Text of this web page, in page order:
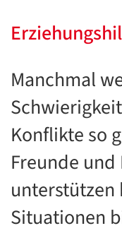
Manchmal
Konflikte so
Freunde
unterstützen
Situationen